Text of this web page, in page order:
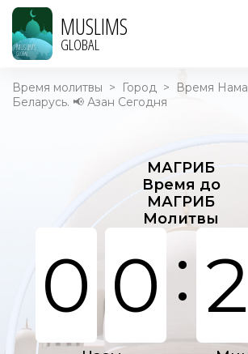
MUSLIMS
GLOBAL
Время молитвы > Город >
Время
Беларусь. 📢 Азан Сегодня
МАГРИБ
Время до
МАГРИБ
Молитвы
0 0: 2